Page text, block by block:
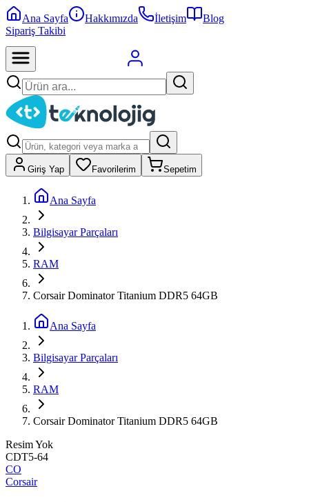
Ana Sayfa Hakkımızda İletişim
Blog
Sipariş Takibi
Giriş Yap Favorilerim Sepetim
Ana Sayfa
Bilgisayar Parçaları
RAM
Corsair Dominator Titanium DDR5 64GB
Ana Sayfa
Bilgisayar Parçaları
RAM
Corsair Dominator Titanium DDR5 64GB
Resim Yok
CDT5-64
CO
Corsair